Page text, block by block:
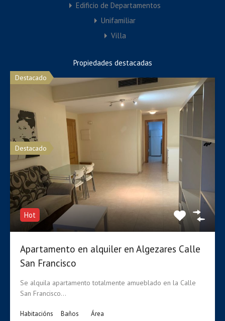
Apartamento en alquiler en la Alberca
Se alquila apartamento totalmente amueblado con garaje y
1
Baños
1
Área
40M²
Disponible, En Alquiler
€425 Mensual
Destacado
Edificio de Departamentos
Unifamiliar
Villa
Propiedades destacadas
Destacado
Hot
Apartamento en alquiler en Algezares Calle
San Francisco
Se alquila apartamento totalmente amueblado en la Calle
San Francisco…
Habitacións Baños Área